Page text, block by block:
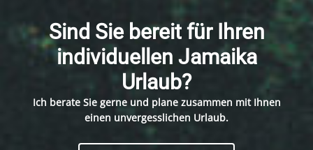
Sind Sie bereit für Ihren
individuellen Jamaika
Urlaub?
Ich berate Sie gerne und plane zusammen mit Ihnen
einen unvergesslichen Urlaub.